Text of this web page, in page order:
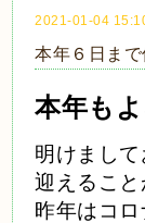
2021-01-04
本年６日まで
本年も
明けまし
迎えること
昨年はコ